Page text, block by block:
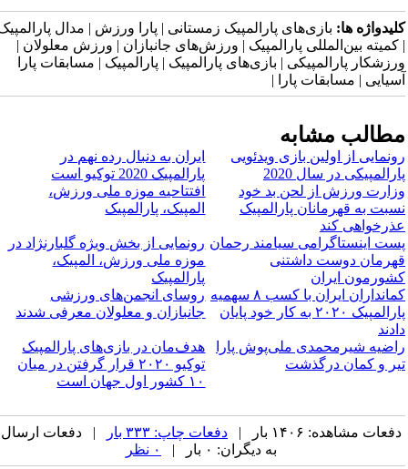
کلیدواژه ها: بازی‌های پارالمپیک زمستانی | پارا ورزش | مدال
| کمیته بین‌المللی پارالمپیک | ورزش‌های جانبازان | ورزش معلولان |
ورزشکار پارالمپیکی | بازی‌های پارالمپیک | پارالمپیک | مسابقات پارا
آسیایی | مسابقات پارا |
مطالب مشابه
رونمایی از اولین بازی ویدئویی
پارالمپیکی در سال 2020
​ایران به دنبال رده نهم در
پارالمپیک 2020 توکیو است
وزارت ورزش از لحن بد خود
نسبت به قهرمانان پارالمپیک
عذرخواهی کند
افتتاحیه موزه ملی ورزش،
المپیک، پارالمپیک
پست اینستاگرامی سیامند رحمان
قهرمان دوست داشتنی
کشورمون ایران
رونمایی از بخش ویژه گلبارنژاد در
موزه ملی ورزش، المپیک،
پارالمپیک
کمانداران ایران با کسب ۸ سهمیه
پارالمپیک ۲۰۲۰ به کار خود پایان
دادند
روسای انجمن‌های ورزشی
جانبازان و معلولان معرفی شدند
راضیه شیرمحمدی ملی‌پوش پارا
تیر و کمان درگذشت
هدف‌مان در بازی‌های پارالمپیک
توکیو ۲۰۲۰ قرار گرفتن در میان
۱۰ کشور اول جهان است
دفعات مشاهده: ۱۴۰۶ بار | دفعات چاپ: ۳۳۳ بار
| دفعات ارسال
به دیگران: ۰ بار |
۰ نظر